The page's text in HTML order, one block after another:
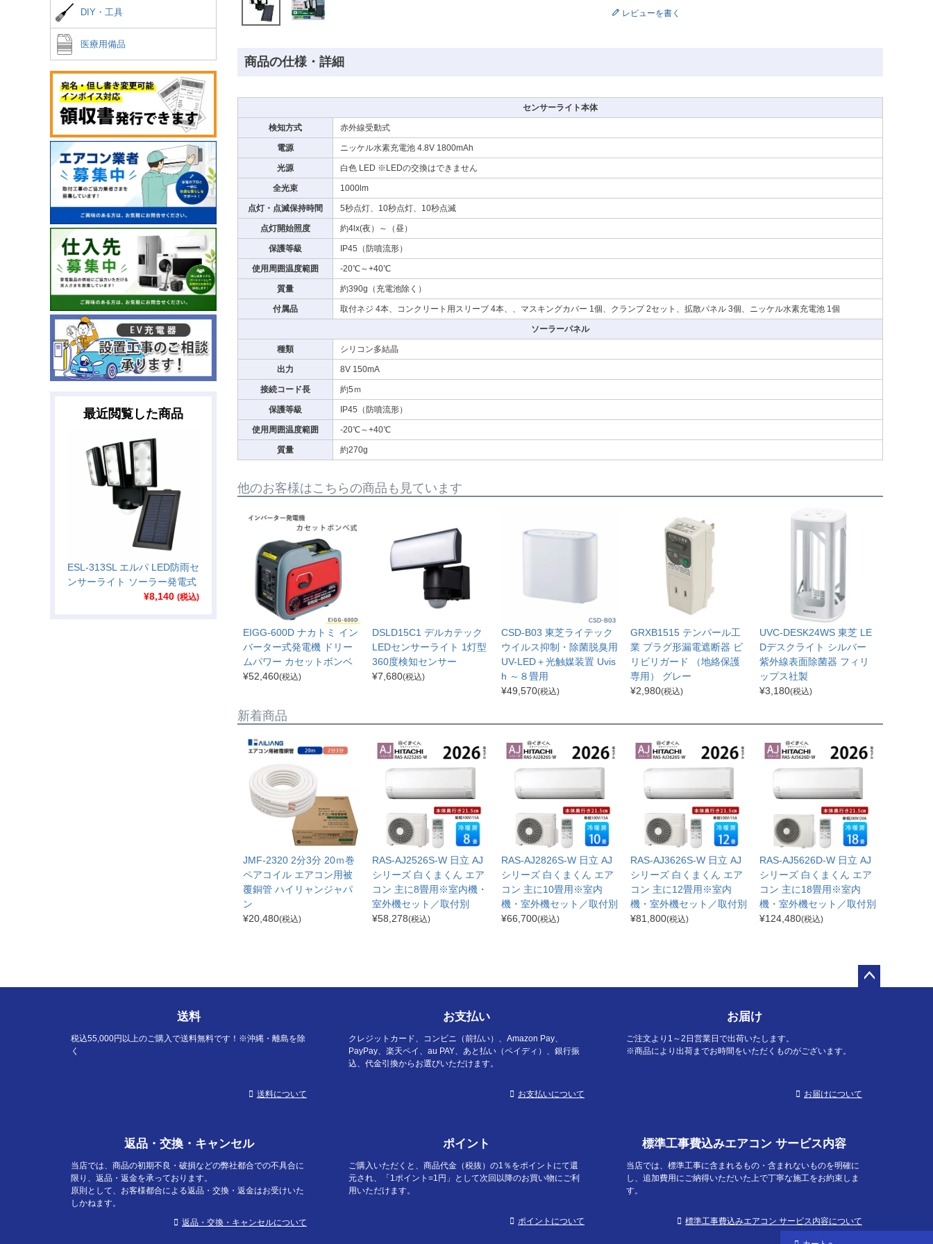
DIY・工具
医療用備品
最近閲覧した商品
ESL-313SL エルパ LED防雨セ
ンサーライト ソーラー発電式
¥8,140 (税込)
レビューを書く
商品の仕様・詳細
センサーライト本体
検知方式 赤外線受動式
電源 ニッケル水素充電池 4.8V 1800mAh
光源 白色 LED ※LEDの交換はできません
全光束 1000lm
点灯・点滅保持時間 5秒点灯、10秒点灯、10秒点滅
点灯開始照度 約4lx(夜）～（昼）
保護等級 IP45（防噴流形）
使用周囲温度範囲 -20℃～+40℃
質量 約390g（充電池除く）
付属品 取付ネジ 4本、コンクリート用スリーブ 4本、、マスキングカバー 1個、クランプ 2セット、拡散パネル 3個、ニッケル水素充電池 1個
ソーラーパネル
種類 シリコン多結晶
出力 8V 150mA
接続コード長 約5ｍ
保護等級 IP45（防噴流形）
使用周囲温度範囲 -20℃～+40℃
質量 約270g
他のお客様はこちらの商品も見ています
EIGG-600D ナカトミ イン
バーター式発電機 ドリー
ムパワー カセットボンベ
¥52,460(税込)
DSLD15C1 デルカテック
LEDセンサーライト 1灯型
360度検知センサー
¥7,680(税込)
CSD-B03 東芝ライテック
ウイルス抑制・除菌脱臭用
UV-LED＋光触媒装置 Uvis
h ～８畳用
¥49,570(税込)
GRXB1515 テンパール工
業 プラグ形漏電遮断器 ビ
リビリガード （地絡保護
専用） グレー
¥2,980(税込)
UVC-DESK24WS 東芝 LE
Dデスクライト シルバー
紫外線表面除菌器 フィリ
ップス社製
¥3,180(税込)
新着商品
JMF-2320 2分3分 20ｍ巻
ペアコイル エアコン用被
覆銅管 ハイリャンジャパ
ン
¥20,480(税込)
RAS-AJ2526S-W 日立 AJ
シリーズ 白くまくん エア
コン 主に8畳用※室内機・
室外機セット／取付別
¥58,278(税込)
RAS-AJ2826S-W 日立 AJ
シリーズ 白くまくん エア
コン 主に10畳用※室内
機・室外機セット／取付別
¥66,700(税込)
RAS-AJ3626S-W 日立 AJ
シリーズ 白くまくん エア
コン 主に12畳用※室内
機・室外機セット／取付別
¥81,800(税込)
RAS-AJ5626D-W 日立 AJ
シリーズ 白くまくん エア
コン 主に18畳用※室内
機・室外機セット／取付別
¥124,480(税込)
送料
税込55,000円以上のご購入で送料無料です！※沖縄・離島を除
く
送料について
お支払い
クレジットカード、コンビニ（前払い）、Amazon Pay、
PayPay、楽天ペイ、au PAY、あと払い（ペイディ）、銀行振
込、代金引換からお選びいただけます。
お支払いについて
お届け
ご注文より1～2日営業日で出荷いたします。
※商品により出荷までお時間をいただくものがございます。
お届けについて
返品・交換・キャンセル
当店では、商品の初期不良・破損などの弊社都合での不具合に
限り、返品・返金を承っております。
原則として、お客様都合による返品・交換・返金はお受けいた
しかねます。
返品・交換・キャンセルについて
ポイント
ご購入いただくと、商品代金（税抜）の1％をポイントにて還
元され、「1ポイント=1円」として次回以降のお買い物にご利
用いただけます。
ポイントについて
標準工事費込みエアコン サービス内容
当店では、標準工事に含まれるもの・含まれないものを明確に
し、追加費用にご納得いただいた上で丁寧な施工をお約束しま
す。
標準工事費込みエアコン サービス内容について